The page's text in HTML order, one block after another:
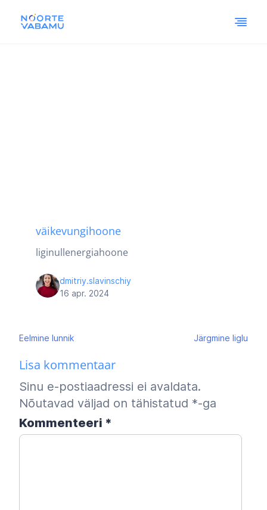
väikevungihoone
liginullenergiahoone
dmitriy.slavinschiy
16 apr. 2024
Navigeerimine
Eelmine lunnik Järgmine liglu
Lisa kommentaar
Sinu e-postiaadressi ei avaldata.
Nõutavad väljad on tähistatud *-ga
Kommenteeri *